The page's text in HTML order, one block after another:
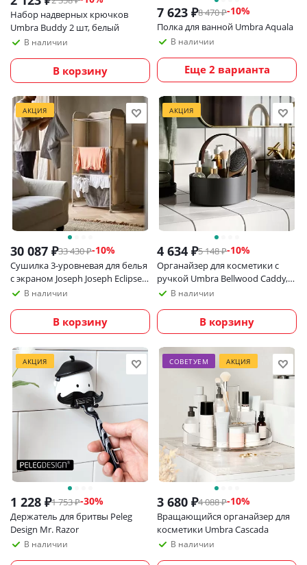
Набор надверных крючков
Umbra Buddy 2 шт, белый
В наличии
В корзину
7 623 ₽8 470₽-10%
Полка для ванной Umbra Aquala
В наличии
Еще 2 варианта
АКЦИЯ
30 087 ₽33 430₽-10%
Сушилка 3-уровневая для белья
с экраном Joseph Joseph Eclipse,
бежевая
В наличии
В корзину
АКЦИЯ
4 634 ₽5 148₽-10%
Органайзер для косметики с
ручкой Umbra Bellwood Caddy,
черный/орех
В наличии
В корзину
АКЦИЯ
1 228 ₽1 753₽-30%
Держатель для бритвы Peleg
Design Mr. Razor
В наличии
СОВЕТУЕМ АКЦИЯ
3 680 ₽4 088₽-10%
Вращающийся органайзер для
косметики Umbra Cascada
В наличии